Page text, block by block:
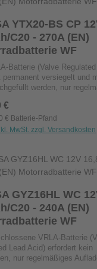
von Flüssigkeiten
und
Konstruktion für langlebige
Selbstentladung:
werden.
YTX20-BS CP
C20 - 270A (EN)
WF
Batterie (Valve Regulated
versiegelt und
werden, nur
Scooter,
oder Jet-Skis.Die
Bauweise verhindert
Sulfatierungs-
die schädliche
wartungsfreien
Batterien bieten eine
Lebensdauer als
BatterienDer hohe
macht sie zu
Preis:
€
€ Batterie-Pfand
MwSt. zzgl. Versandkosten
Anzahl:
Stck
GYZ16HL WC
C20 - 240A (EN)
WF
VRLA-Batterie
Lead Acid) erfordert kein
nur regelmäßiges